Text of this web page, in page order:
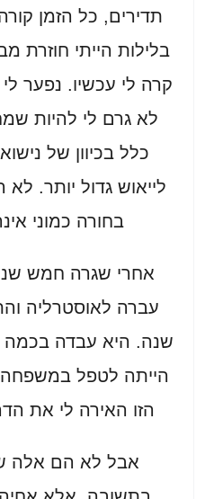
תדירים, כל הזמן
בלילות הייתי חוזרת
קרה לי עכשיו. נפער
לא גרם לי להיות
כלל בכיוון של
לייאוש גדול יותר.
בחורה כמוני
אחרי שגרה חמש
עברה לאוסטרליה
שנה. היא עבדה בכמה
הייתה לטפל
הזו האירה לי את
אבל לא הם אלה